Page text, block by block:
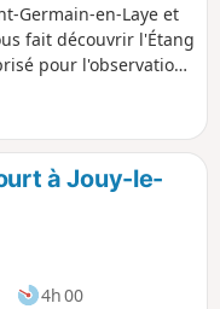
Germain-en-Laye et
fait découvrir l'Étang
pour l'observation
à la demande de
à Jouy-le-
4h 00